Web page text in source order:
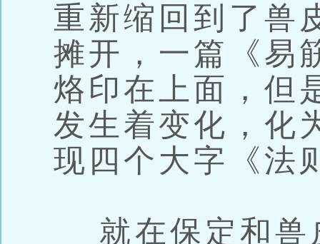
重新缩回到了兽
摊开，一篇《易
烙印在上面，但
发生着变化，化
现四个大字《法
就在保定和兽